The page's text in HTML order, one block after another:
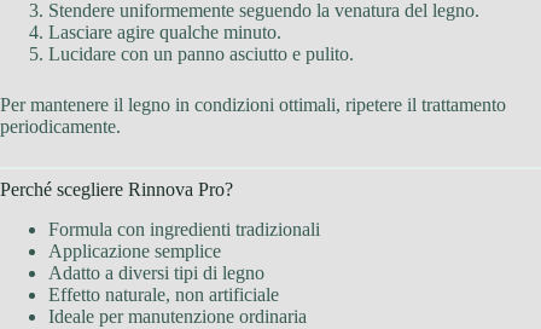
Stendere uniformemente seguendo la venatura del legno.
Lasciare agire qualche minuto.
Lucidare con un panno asciutto e pulito.
Per mantenere il legno in condizioni ottimali, ripetere il trattamento
periodicamente.
Perché scegliere Rinnova Pro?
Formula con ingredienti tradizionali
Applicazione semplice
Adatto a diversi tipi di legno
Effetto naturale, non artificiale
Ideale per manutenzione ordinaria